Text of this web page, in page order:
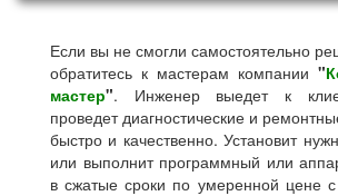
Если вы не смогли самостоятельно
обратитесь к мастерам компании "
мастер". Инженер выедет к
проведет диагностические и
быстро и качественно. Установит
или выполнит программный или
в сжатые сроки по умеренной цене